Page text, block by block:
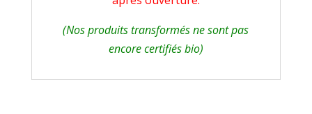
(Nos produits transformés ne sont pas
encore certifiés bio)